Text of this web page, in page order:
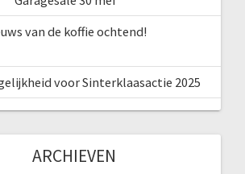
van de koffie ochtend!
voor Sinterklaasactie 2025
ARCHIEVEN